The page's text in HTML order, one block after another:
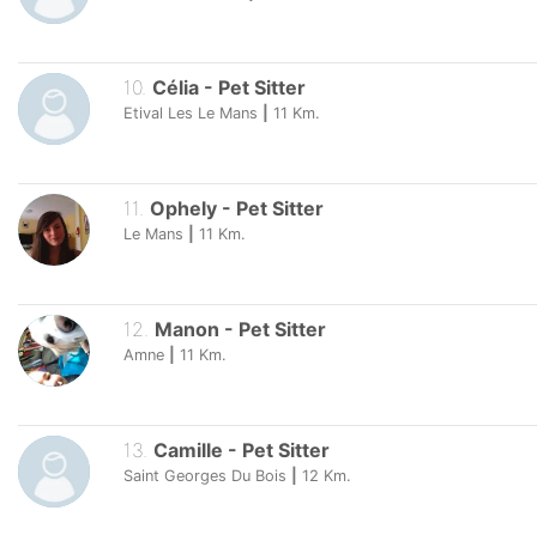
10. Célia - Pet Sitter
Etival Les Le Mans 11 Km.
11 Ophely - Pet Sitter
Le Mans 11 Km.
12. Manon - Pet Sitter
Amne 11 Km.
13. Camille - Pet Sitter
Saint Georges Du Bois 12 Km.